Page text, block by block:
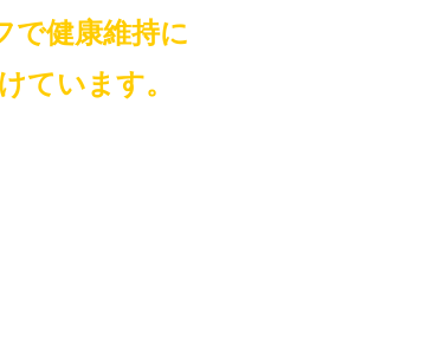
で健康維持に
ています。